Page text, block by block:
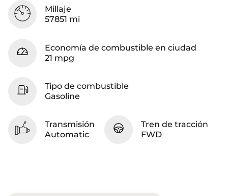
Millaje
57851 mi
Economía de combustible en ciudad
21 mpg
Tipo de combustible
Gasoline
Transmisión
Automatic
Tren de tracción
FWD